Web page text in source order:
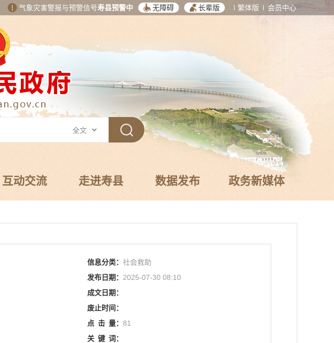
气象灾害警报与预警信号寿县预警中 无障碍 长辈版 繁体版 会员中心
互动交流 走进寿县 数据发布 政务新媒体
信息分类： 社会救助
发布日期： 2025-07-30 08:10
成文日期：
废止时间：
点 击 量： 81
关 键 词：